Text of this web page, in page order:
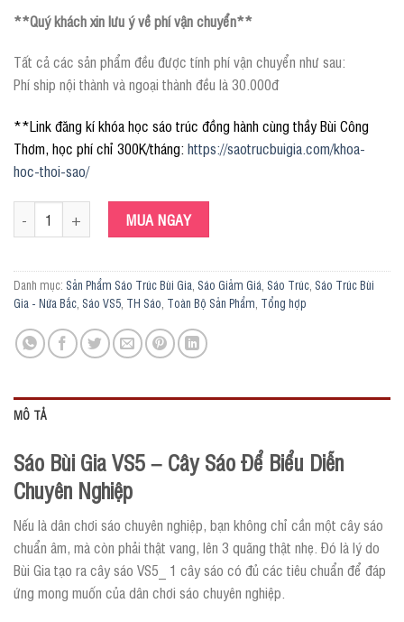
**Quý khách xin lưu ý về phí vận chuyển**
Tất cả các sản phẩm đều được tính phí vận chuyển như sau:
Phí ship nội thành và ngoại thành đều là 30.000đ
**Link đăng kí khóa học sáo trúc đồng hành cùng thầy Bùi Công
Thơm, học phí chỉ 300K/tháng:https://saotrucbuigia.com/khoa-
hoc-thoi-sao/
Sáo Tone A4 VS5 Nứa Bắc số lượng
MUA NGAY
Danh mục: Sản Phẩm Sáo Trúc Bùi Gia Sáo Giảm Giá Sáo Trúc Sáo Trúc Bùi
Gia - Nứa Bắc Sáo VS5 TH Sáo Toàn Bộ Sản Phẩm Tổng hợp
MÔ TẢ
Sáo Bùi Gia VS5 – Cây Sáo Để Biểu Diễn
Chuyên Nghiệp
Nếu là dân chơi sáo chuyên nghiệp, bạn không chỉ cần một cây sáo
chuẩn âm, mà còn phải thật vang, lên 3 quãng thật nhẹ. Đó là lý do
Bùi Gia tạo ra cây sáo VS5_ 1 cây sáo có đủ các tiêu chuẩn để đáp
ứng mong muốn của dân chơi sáo chuyên nghiệp.